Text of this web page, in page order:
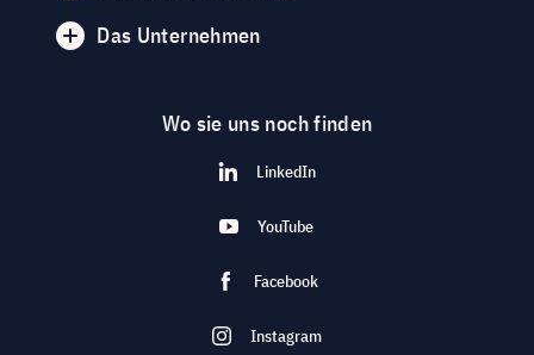
Das Unternehmen
Wo sie uns noch finden
LinkedIn
YouTube
Facebook
Instagram